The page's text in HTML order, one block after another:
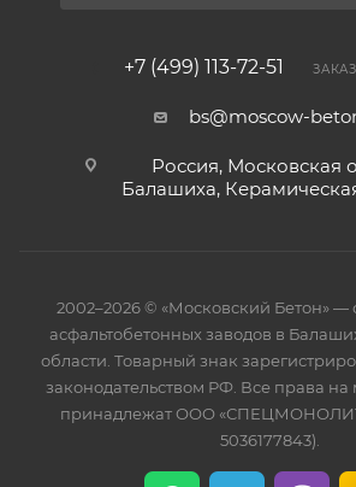
+7 (499) 113-72-51
bs@moscow-
Россия, Московская
Балашиха,
2002–2026 © «Московский Бетон» —
асфальтобетонных заводов в
области. Товарный знак
законодательством РФ. Все права на
принадлежат ООО
5036177843).